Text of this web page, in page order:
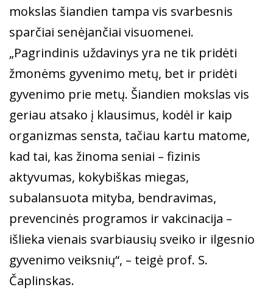
mokslas šiandien tampa vis svarbesnis
sparčiai senėjančiai visuomenei.
„Pagrindinis uždavinys yra ne tik pridėti
žmonėms gyvenimo metų, bet ir pridėti
gyvenimo prie metų. Šiandien mokslas vis
geriau atsako į klausimus, kodėl ir kaip
organizmas sensta, tačiau kartu matome,
kad tai, kas žinoma seniai – fizinis
aktyvumas, kokybiškas miegas,
subalansuota mityba, bendravimas,
prevencinės programos ir vakcinacija –
išlieka vienais svarbiausių sveiko ir ilgesnio
gyvenimo veiksnių“, – teigė prof. S.
Čaplinskas.